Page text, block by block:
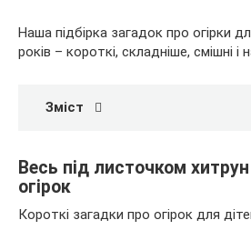
Наша підбірка загадок про огірки
років – короткі, складніше, смішні і
Зміст
Весь під листочком
огірок
Короткі загадки про огірок для